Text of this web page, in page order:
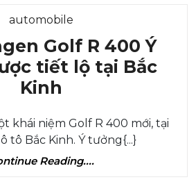
tươi
cũng
như
nhiều
thiết
bị
hơn
automobileCategory
Golf R 400 Ý
tiết lộ tại Bắc
Kinh
R
400
Ý
khái niệm Golf R 400 mới, tại
tô Bắc Kinh. Ý tưởng{...}
Reading....Continue